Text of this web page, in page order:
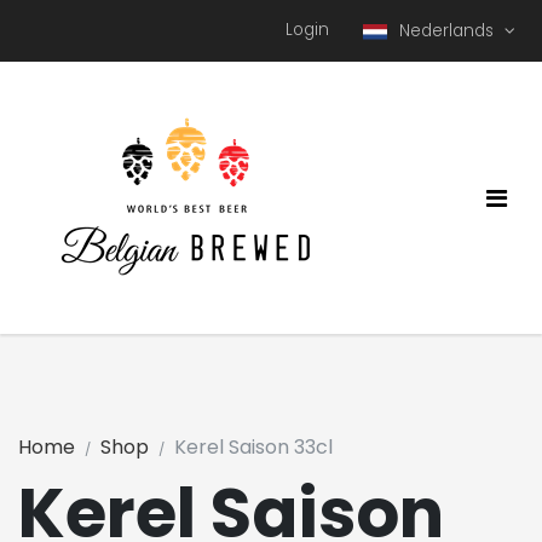
Login Nederlands
Kerel Saison
Home Shop Kerel Saison 33cl